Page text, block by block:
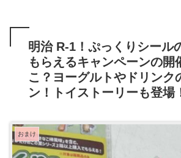
明治 R-1！ぷっくりシール
もらえるキャンペーンの開
こ？ヨーグルトやドリンク
ン！トイストーリーも登場
おまけ